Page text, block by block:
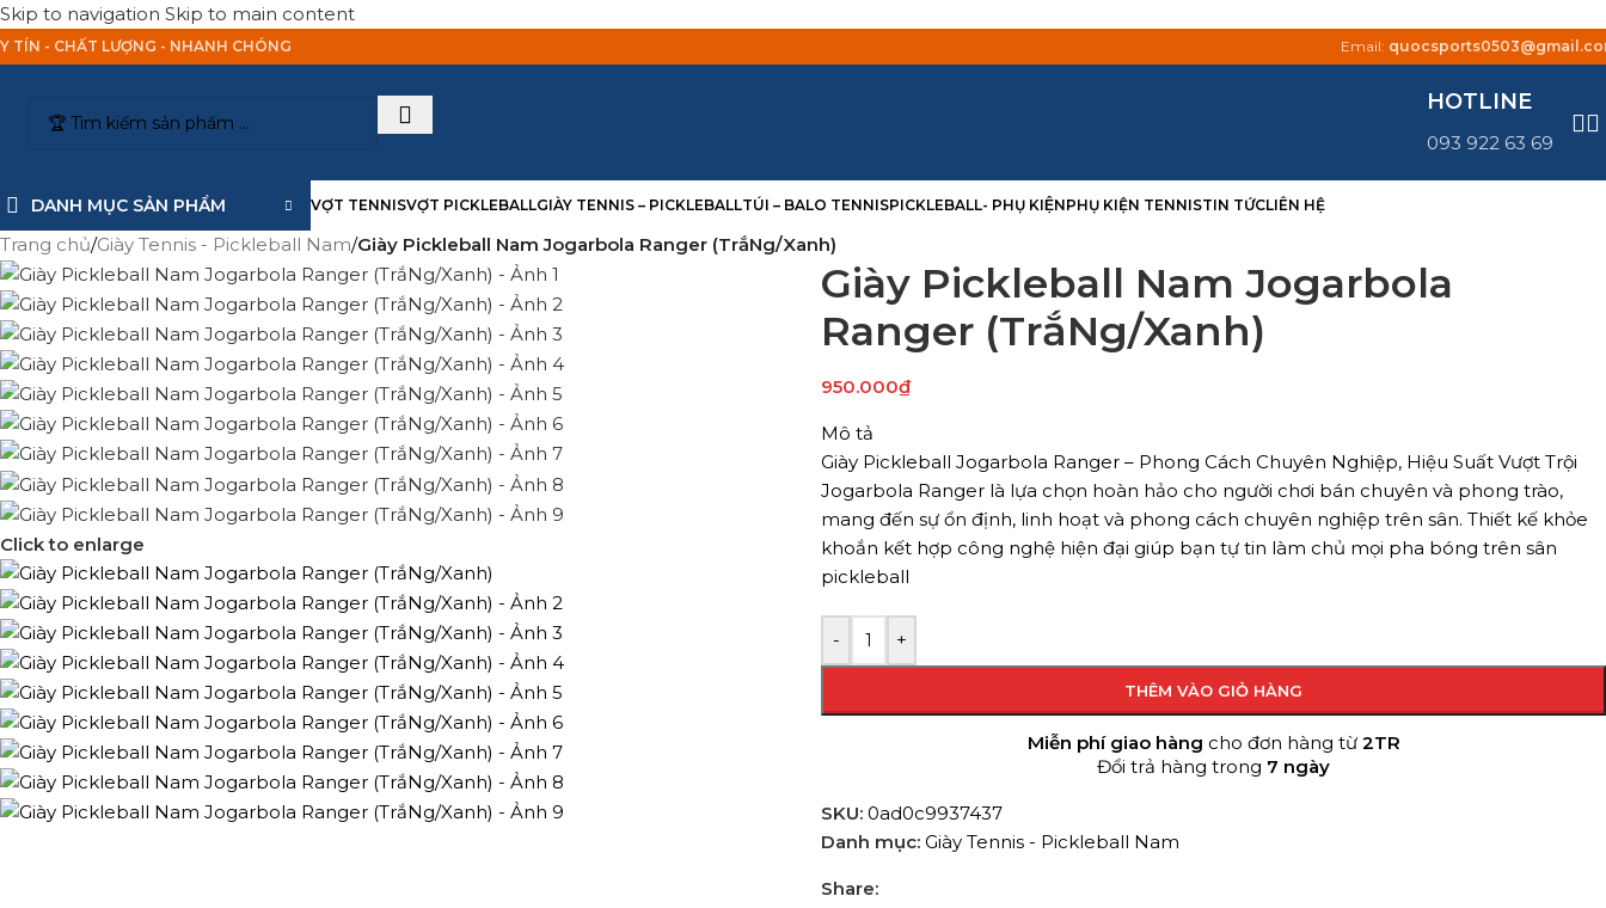
Skip to navigation Skip to main content
TÍN - CHẤT LƯỢNG - NHANH CHÓNG Email:
HOTLINE
093 922 63 69
DANH MỤC SẢN PHẨM VỢT TENNISVỢT PICKLEBALLGIÀY TENNIS – PICKLEBALLTÚI – BALO TENNISPICKLEBALL- PHỤ KIỆNPHỤ KIỆN TENNISTIN TỨCLIÊN HỆ
Trang chủ/Giày Tennis - Pickleball Nam/Giày Pickleball Nam Jogarbola Ranger (TrắNg/Xanh)
Click to enlarge
Giày Pickleball Nam Jogarbola
Ranger (TrắNg/Xanh)
950.000₫
Mô tả
Giày Pickleball Jogarbola Ranger – Phong Cách Chuyên Nghiệp, Hiệu Suất Vượt Trội
Jogarbola Ranger là lựa chọn hoàn hảo cho người chơi bán chuyên và phong trào,
mang đến sự ổn định, linh hoạt và phong cách chuyên nghiệp trên sân. Thiết kế khỏe
khoắn kết hợp công nghệ hiện đại giúp bạn tự tin làm chủ mọi pha bóng trên sân
pickleball
- +
THÊM VÀO GIỎ HÀNG
Miễn phí giao hàng cho đơn hàng từ 2TR
Đổi trả hàng trong 7 ngày
SKU: 0ad0c9937437
Danh mục: Giày Tennis - Pickleball Nam
Share: